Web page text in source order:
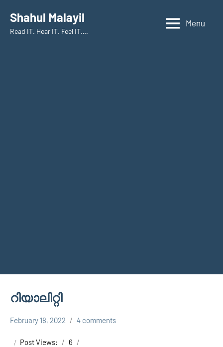
content
Shahul Malayil
Read IT. Hear IT. Feel IT….
Menu
റിയാലിറ്റി
Uncategorized
February 18, 2022
Cm
4 comments
Post Views: 6